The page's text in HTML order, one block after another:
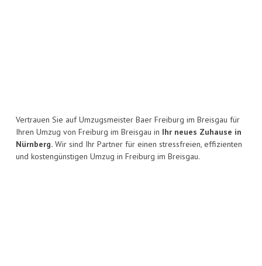
Vertrauen Sie auf Umzugsmeister Baer Freiburg im Breisgau für
Ihren Umzug von Freiburg im Breisgau in Ihr neues Zuhause in
Nürnberg. Wir sind Ihr Partner für einen stressfreien, effizienten
und kostengünstigen Umzug in Freiburg im Breisgau.